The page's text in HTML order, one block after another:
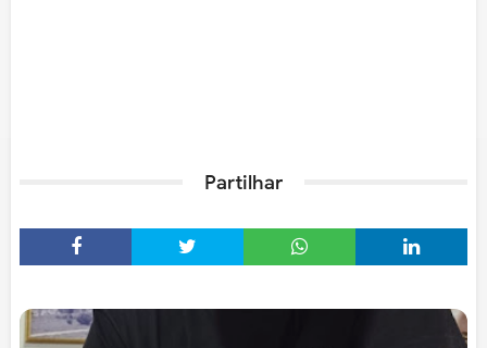
Partilhar